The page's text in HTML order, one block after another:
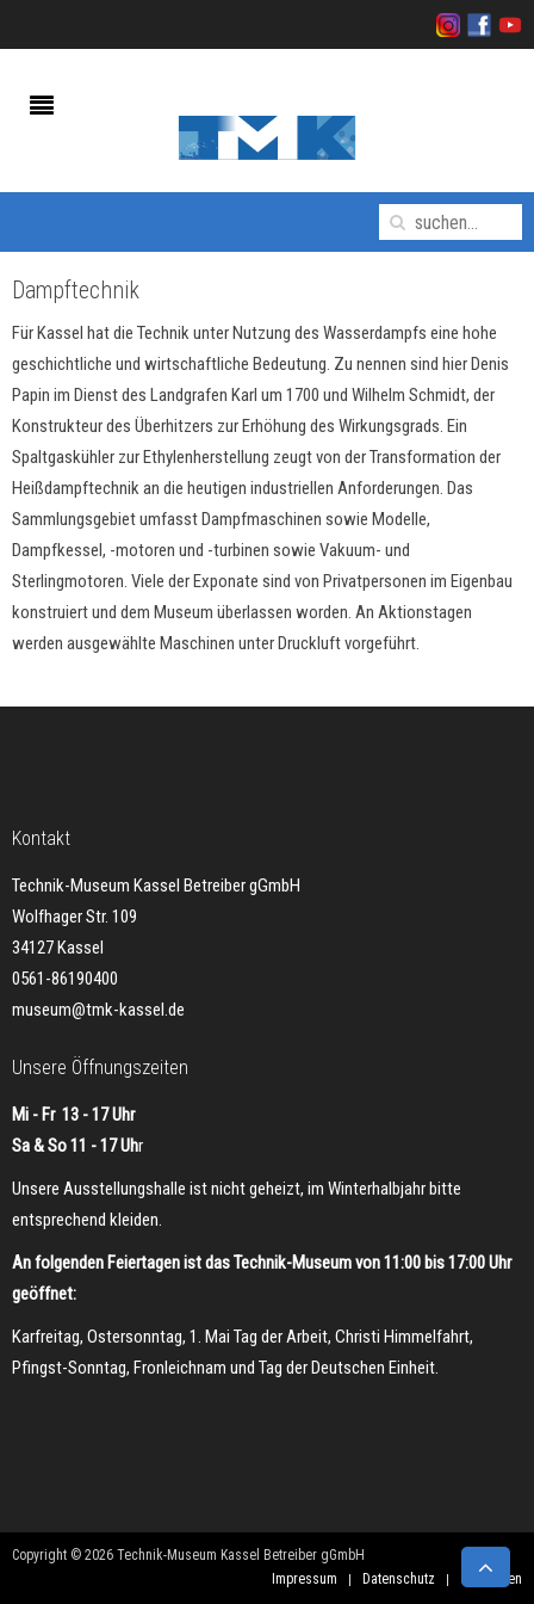
Dampftechnik
Für Kassel hat die Technik unter Nutzung des Wasserdampfs eine hohe
geschichtliche und wirtschaftliche Bedeutung. Zu nennen sind hier Denis
Papin im Dienst des Landgrafen Karl um 1700 und Wilhelm Schmidt, der
Konstrukteur des Überhitzers zur Erhöhung des Wirkungsgrads. Ein
Spaltgaskühler zur Ethylenherstellung zeugt von der Transformation der
Heißdampftechnik an die heutigen industriellen Anforderungen. Das
Sammlungsgebiet umfasst Dampfmaschinen sowie Modelle,
Dampfkessel, -motoren und -turbinen sowie Vakuum- und
Sterlingmotoren. Viele der Exponate sind von Privatpersonen im Eigenbau
konstruiert und dem Museum überlassen worden. An Aktionstagen
werden ausgewählte Maschinen unter Druckluft vorgeführt.
Kontakt
Technik-Museum Kassel Betreiber gGmbH
Wolfhager Str. 109
34127 Kassel
0561-86190400
museum@tmk-kassel.de
Unsere Öffnungszeiten
Mi - Fr 13 - 17 Uhr
Sa & So 11 - 17 Uhr
Unsere Ausstellungshalle ist nicht geheizt, im Winterhalbjahr bitte
entsprechend kleiden.
An folgenden Feiertagen ist das Technik-Museum von 11:00 bis 17:00 Uhr
geöffnet:
Karfreitag, Ostersonntag, 1. Mai Tag der Arbeit, Christi Himmelfahrt,
Pfingst-Sonntag, Fronleichnam und Tag der Deutschen Einheit.
Copyright © 2026 Technik-Museum Kassel Betreiber gGmbH
Impressum
Datenschutz Sponsoren